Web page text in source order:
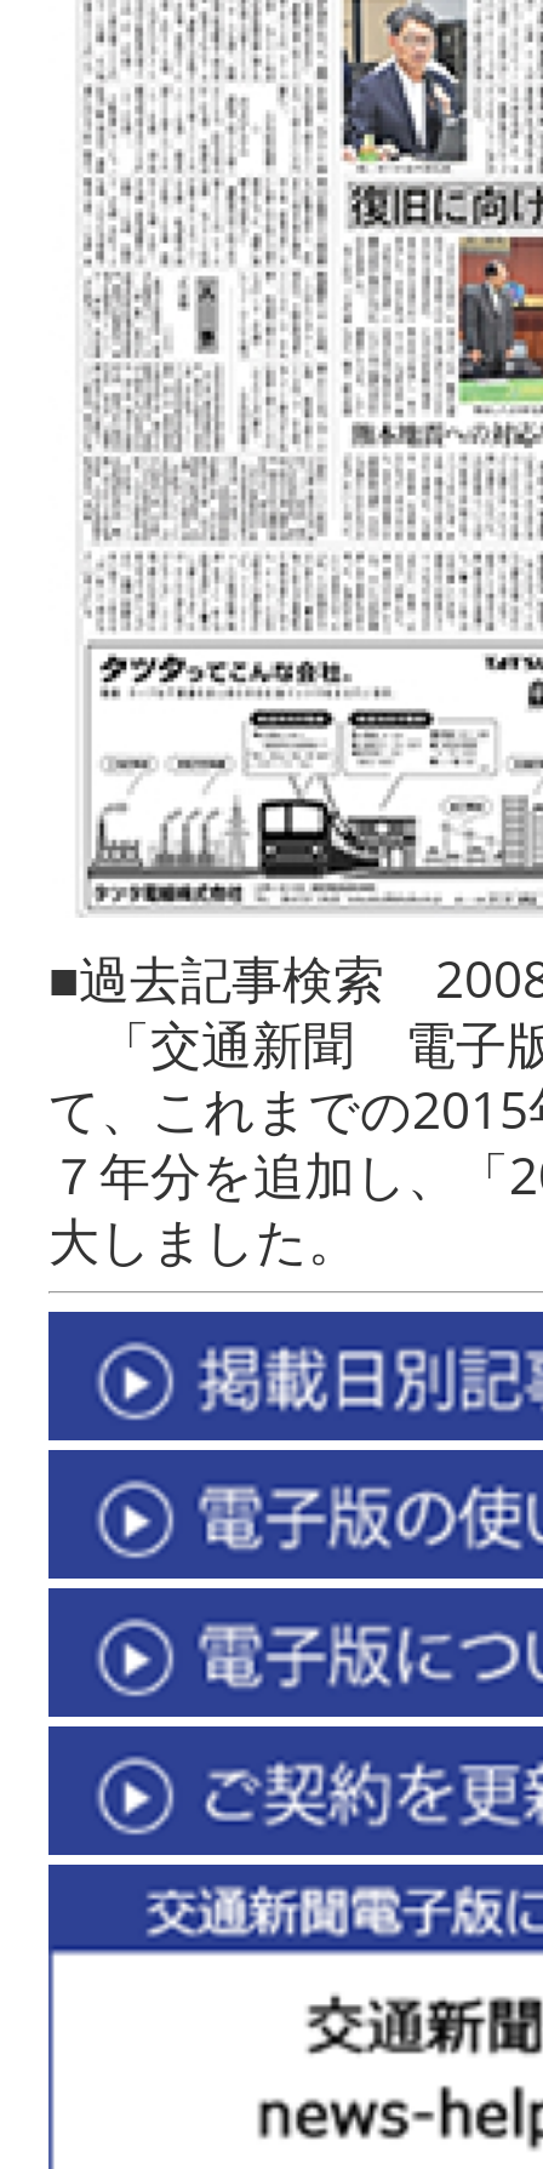
■過去記事検索
「交通新聞 電子
て、これまでの
７年分を追加し、「
大しまし